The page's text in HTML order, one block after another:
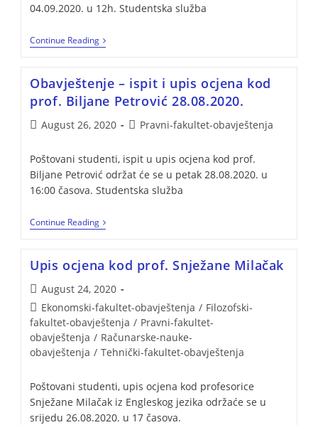
04.09.2020. u 12h. Studentska služba
Continue Reading
Obavještenje – ispit i upis ocjena kod
prof. Biljane Petrović 28.08.2020.
August 26, 2020 Pravni-fakultet-obavještenja
Poštovani studenti, ispit u upis ocjena kod prof.
Biljane Petrović održat će se u petak 28.08.2020. u
16:00 časova. Studentska služba
Continue Reading
Upis ocjena kod prof. Snježane Milačak
August 24, 2020
Ekonomski-fakultet-obavještenja / Filozofski-
fakultet-obavještenja / Pravni-fakultet-
obavještenja / Računarske-nauke-
obavještenja / Tehnički-fakultet-obavještenja
Poštovani studenti, upis ocjena kod profesorice
Snježane Milačak iz Engleskog jezika održaće se u
srijedu 26.08.2020. u 17 časova.